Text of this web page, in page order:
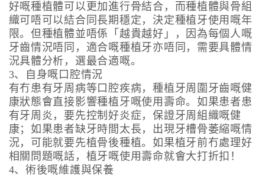
好嘅種植體可以更加進行骨結合，而種植體與骨組
織可唔可以結合同長期穩定，決定種植牙使用嘅年
限。但種植體並唔係「越貴越好」，因為每個人嘅
牙齒情況唔同，適合嘅種植牙亦唔同，需要具體情
況具體分析，選最合適嘅。
3、自身嘅口腔情況
有冇患有牙周病等口腔疾病，種植牙周圍牙齒嘅健
康狀態會直接影響種植牙嘅使用壽命。如果患者患
有牙周炎，要先控制好炎症，保證牙周組織嘅健
康；如果患者缺牙時間太長，出現牙槽骨萎縮嘅情
況，可能就要先植骨後種植。如果植牙前冇處理好
相關問題嘅話，植牙嘅使用壽命就會大打折扣！
4、術後嘅維護與保養